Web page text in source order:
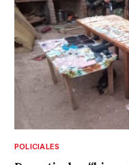
POLICIALES